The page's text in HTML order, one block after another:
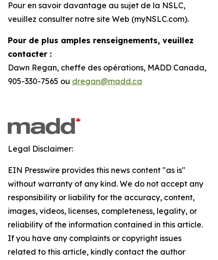
Pour en savoir davantage au sujet de la NSLC,
veuillez consulter notre site Web (myNSLC.com).
Pour de plus amples renseignements, veuillez
contacter :
Dawn Regan, cheffe des opérations, MADD Canada,
905-330-7565 ou dregan@madd.ca
Legal Disclaimer:
EIN Presswire provides this news content "as is"
without warranty of any kind. We do not accept any
responsibility or liability for the accuracy, content,
images, videos, licenses, completeness, legality, or
reliability of the information contained in this article.
If you have any complaints or copyright issues
related to this article, kindly contact the author